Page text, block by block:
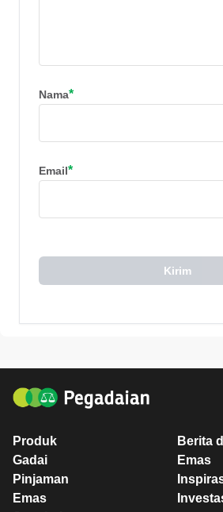
Nama*
Email*
Kirim
Produk
Gadai
Pinjaman
Emas
Berita
Emas